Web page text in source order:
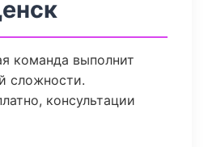
команда выполнит
сложности.
консультации